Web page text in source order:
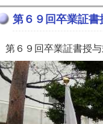
第６９回卒業証書
第６９回卒業証書授与